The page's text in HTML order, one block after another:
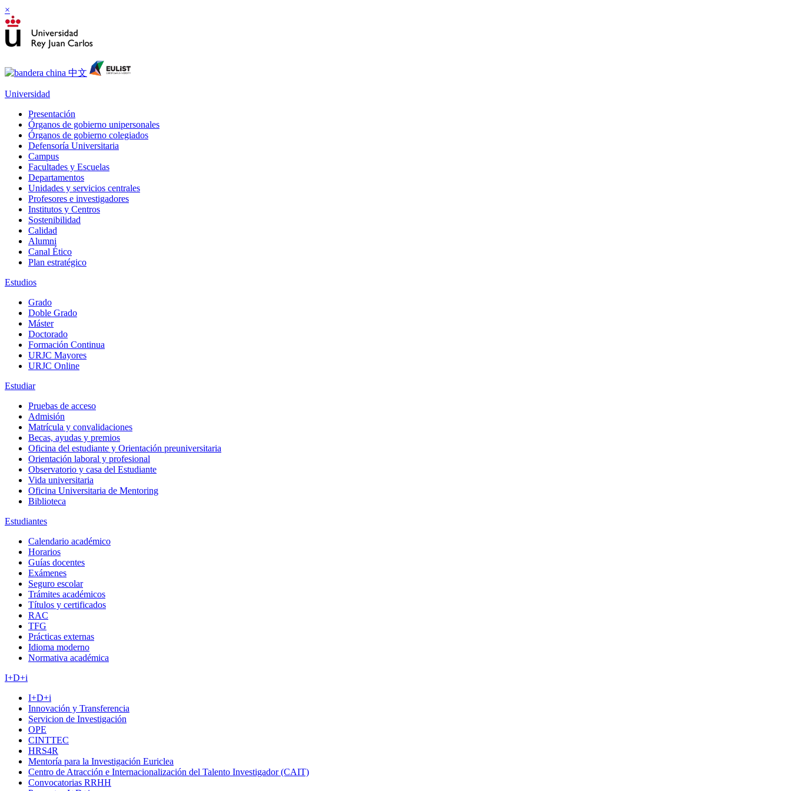
×
Universidad
Presentación
Órganos de gobierno unipersonales
Órganos de gobierno colegiados
Defensoría Universitaria
Campus
Facultades y Escuelas
Departamentos
Unidades y servicios centrales
Profesores e investigadores
Institutos y Centros
Sostenibilidad
Calidad
Alumni
Canal Ético
Plan estratégico
Estudios
Grado
Doble Grado
Máster
Doctorado
Formación Continua
URJC Mayores
URJC Online
Estudiar
Pruebas de acceso
Admisión
Matrícula y convalidaciones
Becas, ayudas y premios
Oficina del estudiante y Orientación preuniversitaria
Orientación laboral y profesional
Observatorio y casa del Estudiante
Vida universitaria
Oficina Universitaria de Mentoring
Biblioteca
Estudiantes
Calendario académico
Horarios
Guías docentes
Exámenes
Seguro escolar
Trámites académicos
Títulos y certificados
RAC
TFG
Prácticas externas
Idioma moderno
Normativa académica
I+D+i
I+D+i
Innovación y Transferencia
Servicion de Investigación
OPE
CINTTEC
HRS4R
Mentoría para la Investigación Euriclea
Centro de Atracción e Internacionalización del Talento Investigador (CAIT)
Convocatorias RRHH